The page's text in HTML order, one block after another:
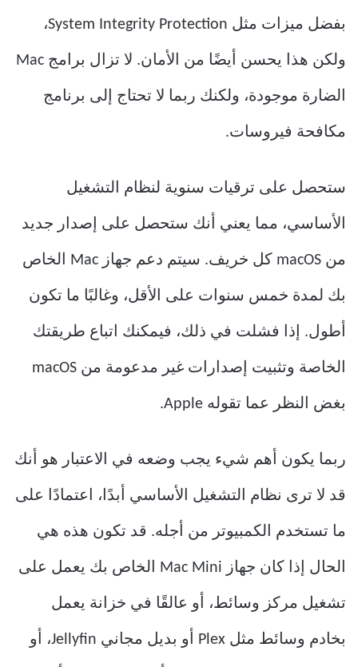
بفضل ميزات مثل System Integrity Protection،
ولكن هذا يحسن أيضًا من الأمان. لا تزال برامج Mac
الضارة موجودة، ولكنك ربما لا تحتاج إلى برنامج
مكافحة فيروسات.
ستحصل على ترقيات سنوية لنظام التشغيل
الأساسي، مما يعني أنك ستحصل على إصدار جديد
من macOS كل خريف. سيتم دعم جهاز Mac الخاص
بك لمدة خمس سنوات على الأقل، وغالبًا ما تكون
أطول. إذا فشلت في ذلك، فيمكنك اتباع طريقتك
الخاصة وتثبيت إصدارات غير مدعومة من macOS
بغض النظر عما تقوله Apple.
ربما يكون أهم شيء يجب وضعه في الاعتبار هو أنك
قد لا ترى نظام التشغيل الأساسي أبدًا، اعتمادًا على
ما تستخدم الكمبيوتر من أجله. قد تكون هذه هي
الحال إذا كان جهاز Mac Mini الخاص بك يعمل على
تشغيل مركز وسائط، أو عالقًا في خزانة يعمل
بخادم وسائط مثل Plex أو بديل مجاني Jellyfin، أو